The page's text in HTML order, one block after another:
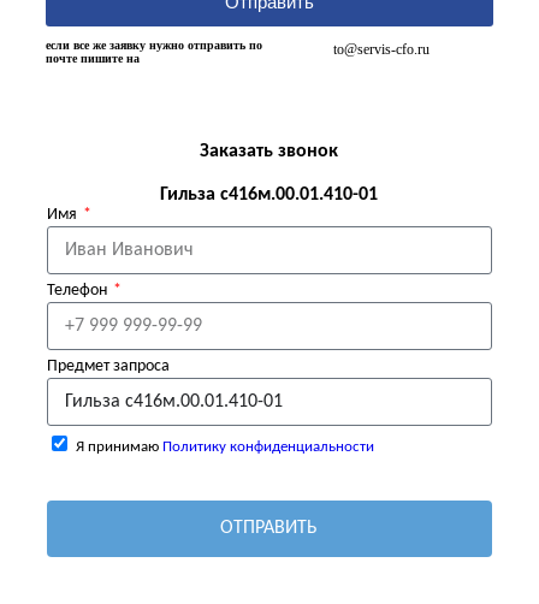
если все же заявку нужно отправить по
почте пишите на
to@servis-cfo.ru
Заказать звонок
Гильза с416м.00.01.410-01
Имя
Телефон
Предмет запроса
Я принимаю Политику конфиденциальности
ОТПРАВИТЬ